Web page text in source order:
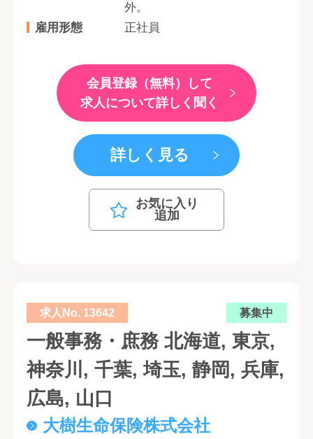
外。
雇用形態
正社員
会員登録（無料）して
求人について詳しく聞く
詳しく見る
お気に入り
追加
求人No. 13642 募集中
一般事務・庶務 北海道, 東京,
神奈川, 千葉, 埼玉, 静岡, 兵庫,
広島, 山口
大樹生命保険株式会社